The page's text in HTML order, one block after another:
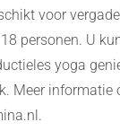
voor
personen. U
yoga
Meer informatie